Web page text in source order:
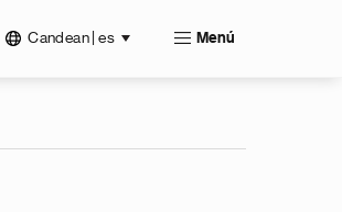
Candean | es Menú